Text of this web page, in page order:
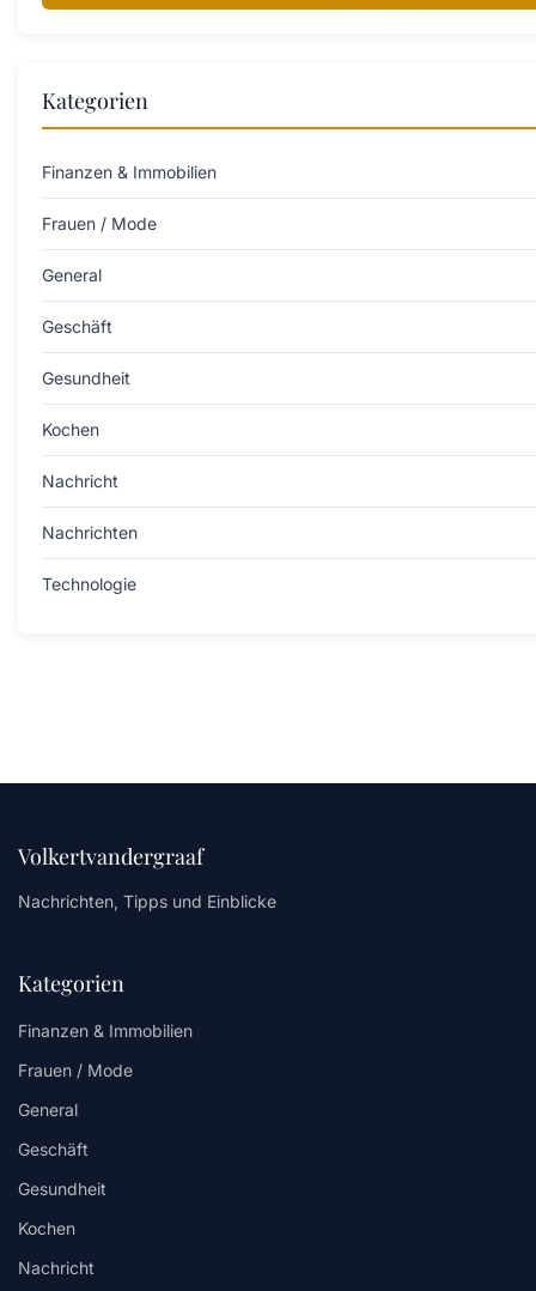
Kategorien
Finanzen & Immobilien
Frauen / Mode
General
Geschäft
Gesundheit
Kochen
Nachricht
Nachrichten
Technologie
Volkertvandergraaf
Nachrichten, Tipps und Einblicke
Kategorien
Finanzen & Immobilien
Frauen / Mode
General
Geschäft
Gesundheit
Kochen
Nachricht